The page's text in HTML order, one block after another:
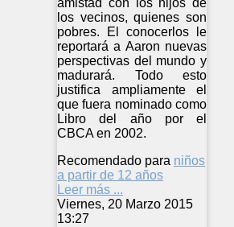
amistad con los hijos de
los vecinos, quienes son
pobres. El conocerlos le
reportará a Aaron nuevas
perspectivas del mundo y
madurará. Todo esto
justifica ampliamente el
que fuera nominado como
Libro del año por el
CBCA en 2002.
Recomendado para niños
a partir de 12 años
Leer más ...
Viernes, 20 Marzo 2015
13:27